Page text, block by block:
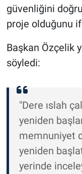
güvenliğini
proje olduğunu
Başkan Özçelik
söyledi:
"Dere ıslah
yeniden
memnuniyet
yeniden
yerinde
Magazin
Çevre